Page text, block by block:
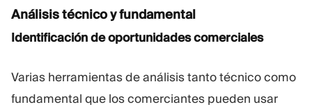
Análisis técnico y fundamental
Identificación de oportunidades comerciales
Varias herramientas de análisis tanto técnico como
fundamental que los comerciantes pueden usar